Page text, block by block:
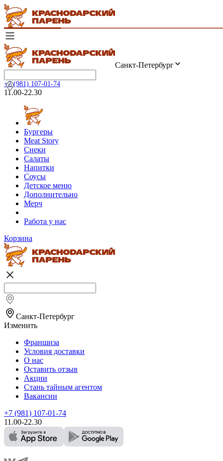
Санкт-Петербург
+7 (981) 107-01-74
11.00-22.30
Бургеры
Meat Story
Снеки
Салаты
Напитки
Соусы
Детское меню
Дополнительно
Мерч
Работа у нас
Корзина
Санкт-Петербург
Изменить
Франшиза
Условия доставки
О нас
Оставить отзыв
Акции
Стань тайным агентом
Вакансии
+7 (981) 107-01-74
11.00-22.30